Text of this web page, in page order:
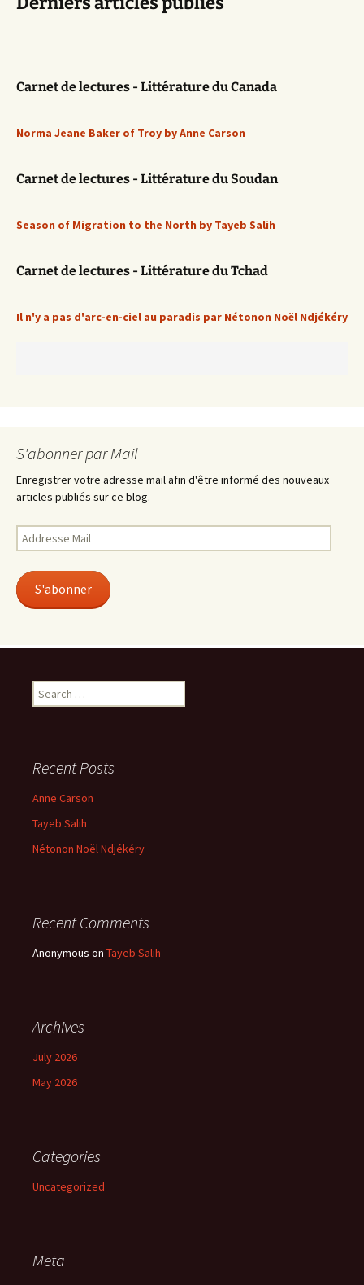
Carnet de lectures - Littérature du Canada
Norma Jeane Baker of Troy by Anne Carson
Carnet de lectures - Littérature du Soudan
Season of Migration to the North by Tayeb Salih
Carnet de lectures - Littérature du Tchad
Il n'y a pas d'arc-en-ciel au paradis par Nétonon Noël Ndjékéry
S'abonner par Mail
Enregistrer votre adresse mail afin d'être informé des nouveaux
articles publiés sur ce blog.
Addresse
Mail
S'abonner
Search
for:
Recent Posts
Anne Carson
Tayeb Salih
Nétonon Noël Ndjékéry
Recent Comments
Anonymous on Tayeb Salih
Archives
July 2026
May 2026
Categories
Uncategorized
Meta